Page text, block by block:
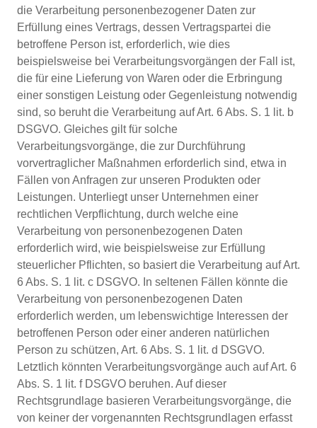
die Verarbeitung personenbezogener Daten zur
Erfüllung eines Vertrags, dessen Vertragspartei die
betroffene Person ist, erforderlich, wie dies
beispielsweise bei Verarbeitungsvorgängen der Fall ist,
die für eine Lieferung von Waren oder die Erbringung
einer sonstigen Leistung oder Gegenleistung notwendig
sind, so beruht die Verarbeitung auf Art. 6 Abs. S. 1 lit. b
DSGVO. Gleiches gilt für solche
Verarbeitungsvorgänge, die zur Durchführung
vorvertraglicher Maßnahmen erforderlich sind, etwa in
Fällen von Anfragen zur unseren Produkten oder
Leistungen. Unterliegt unser Unternehmen einer
rechtlichen Verpflichtung, durch welche eine
Verarbeitung von personenbezogenen Daten
erforderlich wird, wie beispielsweise zur Erfüllung
steuerlicher Pflichten, so basiert die Verarbeitung auf Art.
6 Abs. S. 1 lit. c DSGVO. In seltenen Fällen könnte die
Verarbeitung von personenbezogenen Daten
erforderlich werden, um lebenswichtige Interessen der
betroffenen Person oder einer anderen natürlichen
Person zu schützen, Art. 6 Abs. S. 1 lit. d DSGVO.
Letztlich könnten Verarbeitungsvorgänge auch auf Art. 6
Abs. S. 1 lit. f DSGVO beruhen. Auf dieser
Rechtsgrundlage basieren Verarbeitungsvorgänge, die
von keiner der vorgenannten Rechtsgrundlagen erfasst